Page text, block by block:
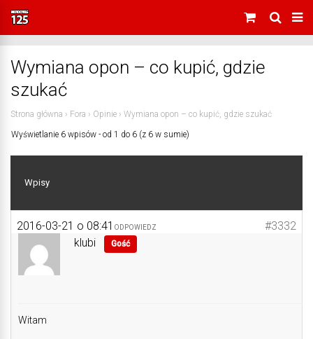
Wymiana opon – co kupić, gdzie
szukać
Strona główna › Fora › Opinie › Wymiana opon – co kupić, gdzie szukać
Wyświetlanie 6 wpisów - od 1 do 6 (z 6 w sumie)
Wpisy
2016-03-21 o 08:41 #3332
ODPOWIEDZ
klubi Gość
Witam